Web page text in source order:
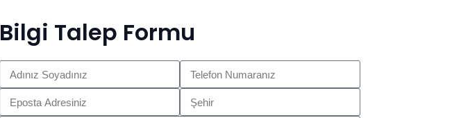
Bilgi Talep Formu